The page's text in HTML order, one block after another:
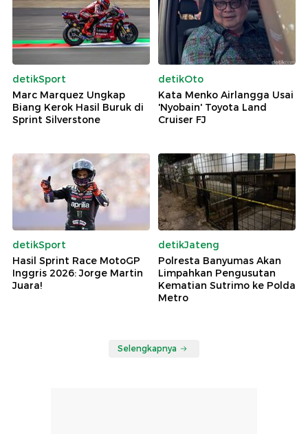
detikSport
Marc Marquez Ungkap
Biang Kerok Hasil Buruk di
Sprint Silverstone
detikOto
Kata Menko Airlangga Usai
'Nyobain' Toyota Land
Cruiser FJ
detikSport
Hasil Sprint Race MotoGP
Inggris 2026: Jorge Martin
Juara!
detikJateng
Polresta Banyumas Akan
Limpahkan Pengusutan
Kematian Sutrimo ke Polda
Metro
Selengkapnya